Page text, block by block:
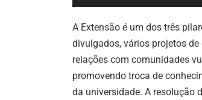
de
áudio
A Extensão é um dos três
divulgados, vários projetos
relações com comunidades
promovendo troca de
da universidade. A resolução